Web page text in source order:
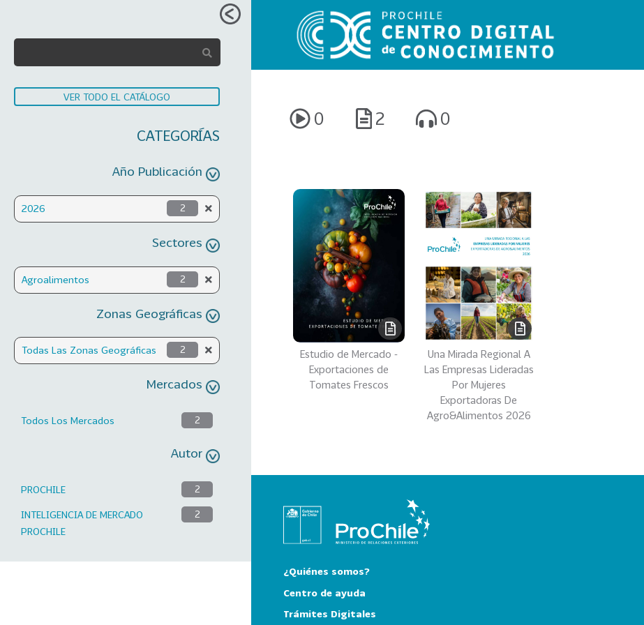
VER TODO EL CATÁLOGO
CATEGORÍAS
Año Publicación
2026 2
Sectores
Agroalimentos 2
Zonas Geográficas
Todas Las Zonas Geográficas 2
Mercados
Todos Los Mercados 2
Autor
PROCHILE 2
INTELIGENCIA DE MERCADO
PROCHILE
2
0 2 0
Estudio de Mercado -
Exportaciones de
Tomates Frescos
Una Mirada Regional A
Las Empresas Lideradas
Por Mujeres
Exportadoras De
Agro&Alimentos 2026
¿Quiénes somos?
Centro de ayuda
Trámites Digitales